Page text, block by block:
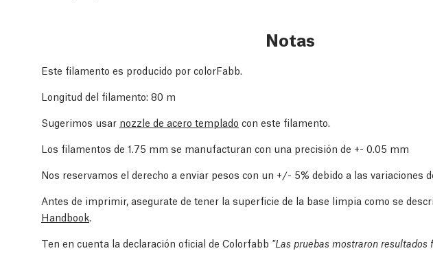
Notas
Este filamento es producido por colorFabb.
Longitud del filamento: 80 m
Sugerimos usar nozzle de acero templado con este filamento.
Los filamentos de 1.75 mm se manufacturan con una precisión de +- 0.05 mm
Nos reservamos el derecho a enviar pesos con un +/- 5% debido a las variaciones
Antes de imprimir, asegurate de tener la superficie de la base limpia como se
Handbook.
Ten en cuenta la declaración oficial de Colorfabb "Las pruebas mostraron